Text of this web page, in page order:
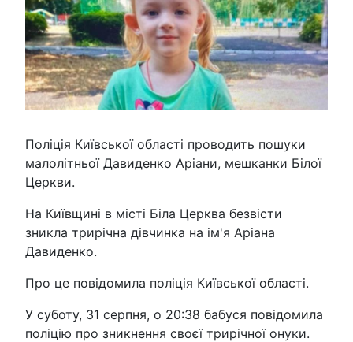
Поліція Київської області проводить пошуки
малолітньої Давиденко Аріани, мешканки Білої
Церкви.
На Київщині в місті Біла Церква безвісти
зникла трирічна дівчинка на ім'я Аріана
Давиденко.
Про це повідомила поліція Київської області.
У суботу, 31 серпня, о 20:38 бабуся повідомила
поліцію про зникнення своєї трирічної онуки.